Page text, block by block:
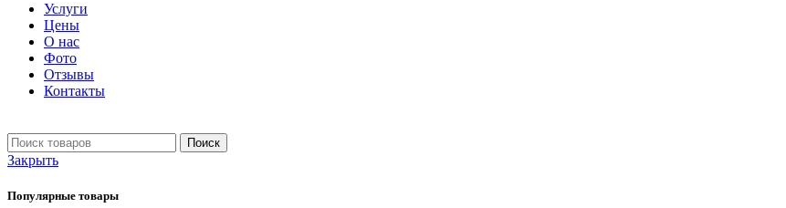
Услуги
Цены
О нас
Фото
Отзывы
Контакты
Поиск
Закрыть
Популярные товары